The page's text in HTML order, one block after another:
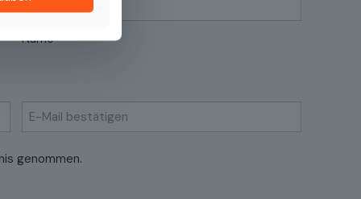
Name
l’e-
genommen.